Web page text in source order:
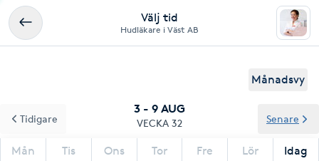
Välj tid
Hudläkare i Väst AB
Månadsvy
3 - 9 AUG
VECKA 32
Mån Tis Ons Tor Fre Lör Idag
Tidigare Senare